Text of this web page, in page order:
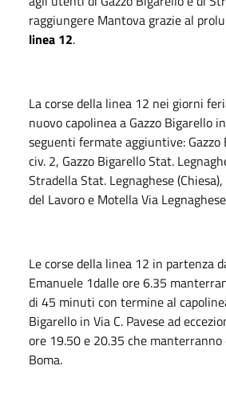
raggiungere Mantova grazie al
linea 12.
La corse della linea 12 nei giorni
nuovo capolinea a Gazzo Bigarello
seguenti fermate aggiuntive: Gazzo
civ. 2, Gazzo Bigarello Stat.
Stradella Stat. Legnaghese
del Lavoro e Motella Via
Le corse della linea 12 in partenza
Emanuele 1dalle ore 6.35
di 45 minuti con termine al
Bigarello in Via C. Pavese ad
ore 19.50 e 20.35 che manterranno
Boma.